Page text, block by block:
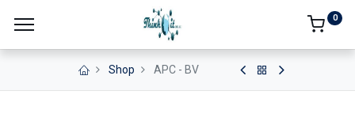
0
Shop APC - BV